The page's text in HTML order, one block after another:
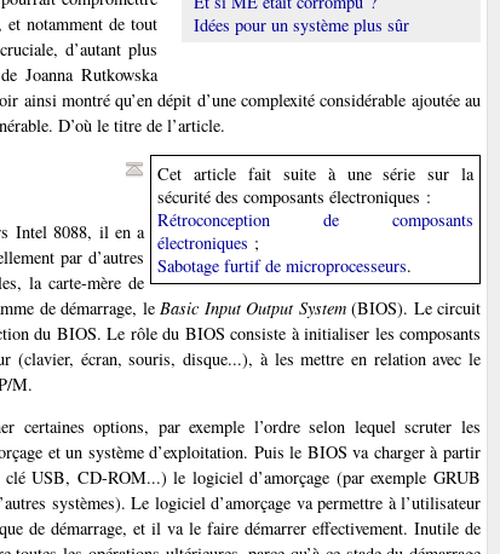
Idées pour un système plus sûr
notamment de tout
d’autant plus
Joanna Rutkowska
ainsi montré qu’en dépit d’une complexité considérable ajoutée au
D’où le titre de l’article.
Cet article fait suite à une série sur la
sécurité des composants électroniques :
Rétroconception de composants
électroniques ;
Sabotage furtif de microprocesseurs.
Intel 8088, il en a
par d’autres
la carte-mère de
de démarrage, le Basic Input Output System(BIOS). Le circuit
du BIOS. Le rôle du BIOS consiste à initialiser les composants
(clavier, écran, souris, disque...), à les mettre en relation avec le
M.
certaines options, par exemple l’ordre selon lequel scruter les
et un système d’exploitation. Puis le BIOS va charger à partir
USB, CD-ROM...) le logiciel d’amorçage (par exemple GRUB
systèmes). Le logiciel d’amorçage va permettre à l’utilisateur
de démarrage, et il va le faire démarrer effectivement. Inutile de